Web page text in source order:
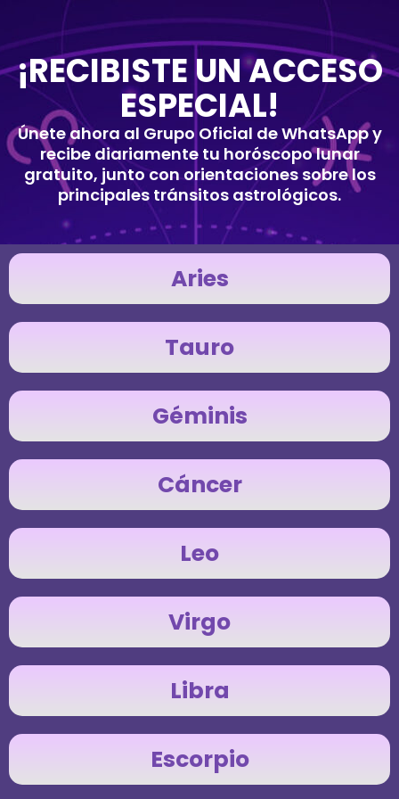
¡RECIBISTE UN ACCESO
ESPECIAL!
Únete ahora al Grupo Oficial de WhatsApp y
recibe diariamente tu horóscopo lunar
gratuito, junto con orientaciones sobre los
principales tránsitos astrológicos.
Aries
Tauro
Géminis
Cáncer
Leo
Virgo
Libra
Escorpio